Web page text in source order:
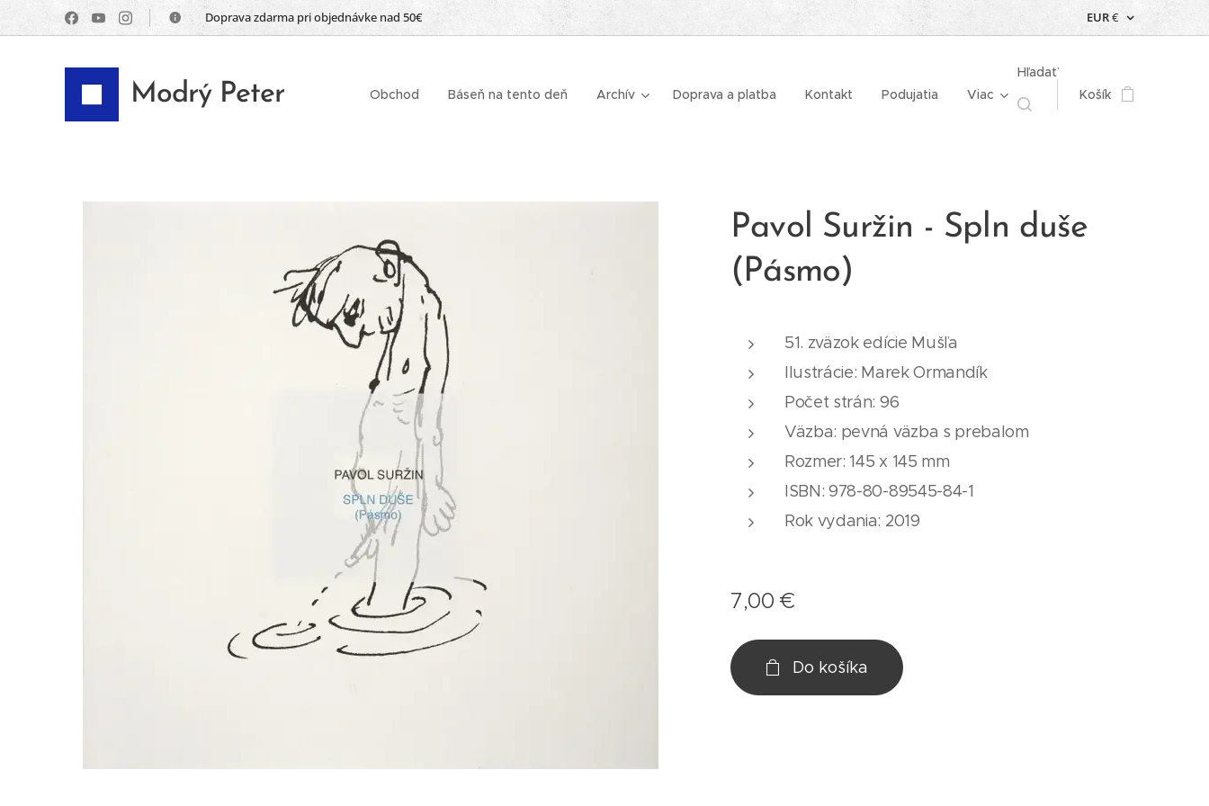
📦 Doprava zdarma pri objednávke nad 50€ EUR€
Modrý Peter Obchod Báseň na tento deň Archív Doprava a platba Kontakt Podujatia Viac
Hľadať
Košík
Pavol Suržin - Spln duše
(Pásmo)
51. zväzok edície Mušľa
Ilustrácie: Marek Ormandík
Počet strán: 96
Väzba: pevná väzba s prebalom
Rozmer: 145 x 145 mm
ISBN: 978-80-89545-84-1
Rok vydania: 2019
7,00 €
Do košíka